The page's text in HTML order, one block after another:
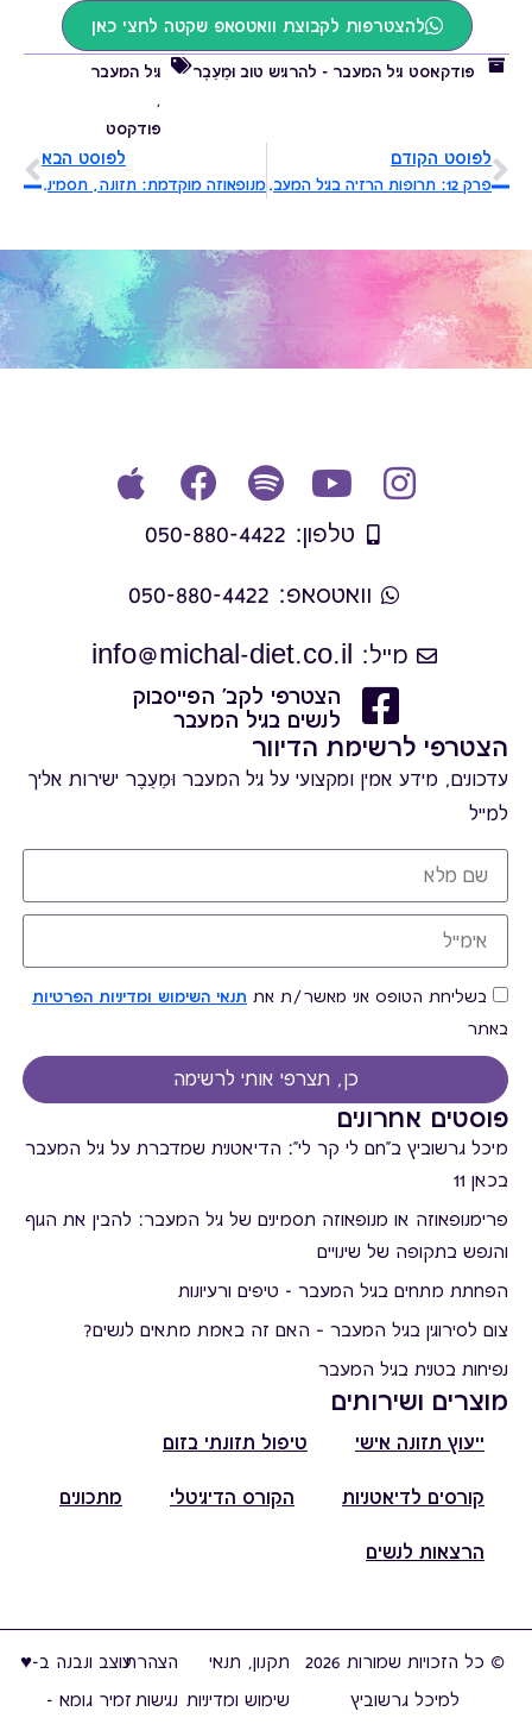
להצטרפות לקבוצת וואטסאפ שקטה לחצי כאן
פודקאסט גיל המעבר - להרגיש טוב וּמֵעֵבֶר
גיל המעבר
,
פודקסט
לפוסט הקודם
פרק 12: תרופות הרזיה בגיל המעבר – מה חשוב לדעת?
לפוסט הבא
מנופאוזה מוקדמת: תזונה, תסמינים והורמונים – שיחה עם ד"ר רותם ענבר | פודקאסט נשים בגיל המעבר
טלפון: 050-880-4422
וואטסאפ: 050-880-4422
מייל: info@michal-diet.co.il
הצטרפי לקב' הפייסבוק
לנשים בגיל המעבר
פוסטים אחרונים
מיכל גרשוביץ ב"חם לי קר לי": הדיאטנית שמדברת על גיל המעבר
בכאן 11
פרימנופאוזה או מנופאוזה תסמינים של גיל המעבר: להבין את הגוף
והנפש בתקופה של שינויים
הפחתת מתחים בגיל המעבר - טיפים ורעיונות
צום לסירוגין בגיל המעבר – האם זה באמת מתאים לנשים?
נפיחות בטנית בגיל המעבר
מוצרים ושירותים
ייעוץ תזונה אישי טיפול תזונתי בזום
קורסים לדיאטניות הקורס הדיגיטלי מתכונים
הרצאות לנשים
הצטרפי לרשימת הדיוור
עדכונים, מידע אמין ומקצועי על גיל המעבר וּמֵעֵבֶר ישירות אליך
למייל
בשליחת הטופס אני מאשר/ת את תנאי השימוש ומדיניות הפרטיות
באתר
כן, תצרפי אותי לרשימה
© כל הזכויות שמורות 2026
למיכל גרשוביץ
תקנון, תנאי
שימוש ומדיניות
הצהרת
נגישות
עוצב ונבנה ב-♥︎
זמיר גומא -